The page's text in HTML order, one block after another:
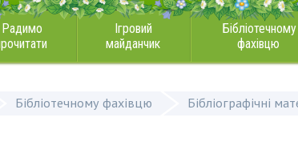
Радимо
Ігровий
майданчик
Бібліотечному
фахівцю
Бібліотечному фахівцю Бібліографічні